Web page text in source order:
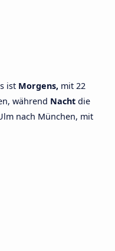
ist Morgens, mit 22
während Nacht die
nach München, mit